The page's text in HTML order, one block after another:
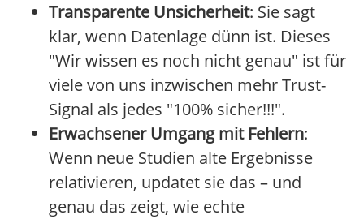
Transparente Unsicherheit: Sie sagt
klar, wenn Datenlage dünn ist. Dieses
"Wir wissen es noch nicht genau" ist für
viele von uns inzwischen mehr Trust-
Signal als jedes "100% sicher!!!".
Erwachsener Umgang mit Fehlern:
Wenn neue Studien alte Ergebnisse
relativieren, updatet sie das – und
genau das zeigt, wie echte